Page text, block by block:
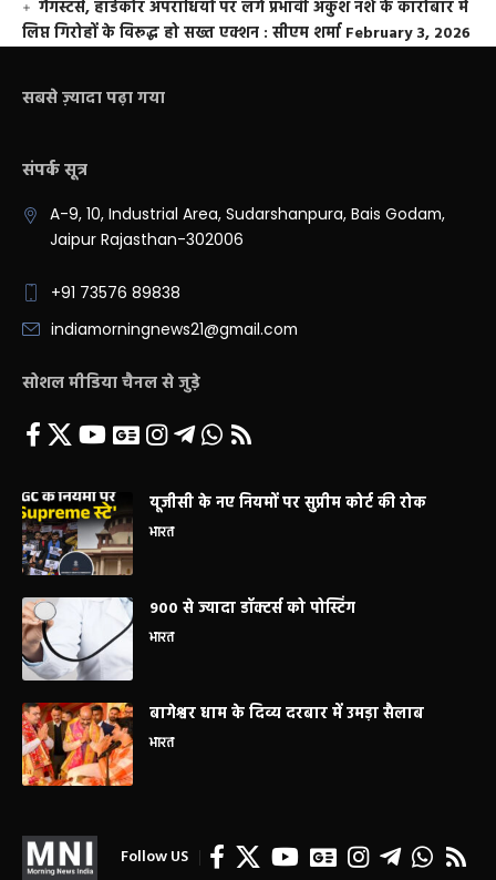
गैंगस्टर्स, हार्डकोर अपराधियों पर लगे प्रभावी अंकुश नशे के कारोबार में
लिप्त गिरोहों के विरूद्ध हो सख्त एक्शन : सीएम शर्मा February 3, 2026
सबसे ज़्यादा पढ़ा गया
संपर्क सूत्र
A-9, 10, Industrial Area, Sudarshanpura, Bais Godam,
Jaipur Rajasthan-302006
+91 73576 89838
indiamorningnews21@gmail.com
सोशल मीडिया चैनल से जुड़े
यूजीसी के नए नियमों पर सुप्रीम कोर्ट की रोक
भारत
900 से ज्यादा डॉक्टर्स को पोस्टिंग
भारत
बागेश्वर धाम के दिव्य दरबार में उमड़ा सैलाब
भारत
Follow US